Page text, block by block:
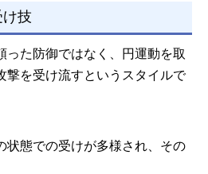
技
った防御ではなく、円運動を取
撃を受け流すというスタイルで
状態での受けが多様され、その